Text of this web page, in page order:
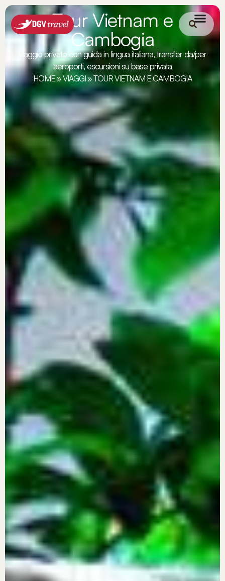
Tour Vietnam e
Cambogia
viaggio privato con guida in lingua italiana, transfer da/per
aeroporti, escursioni su base privata
HOME»VIAGGI»TOUR VIETNAM E CAMBOGIA